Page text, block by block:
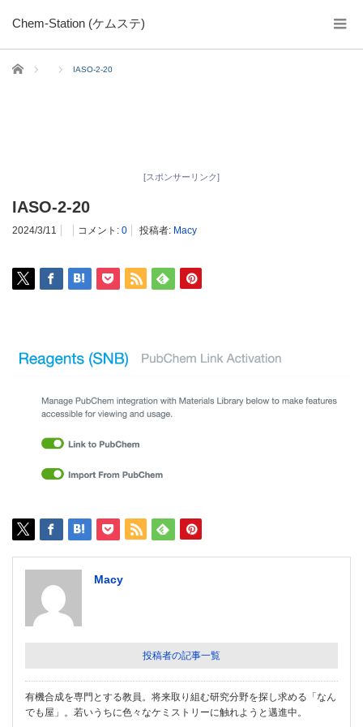
Chem-Station (ケムステ)
ホーム IASO-2-20
[スポンサーリンク]
IASO-2-20
2024/3/11 コメント: 0 投稿者: Macy
Macy
投稿者の記事一覧
有機合成を専門とする教員。将来取り組む研究分野を探し求める「なん
でも屋」。若いうちに色々なケミストリーに触れようと邁進中。